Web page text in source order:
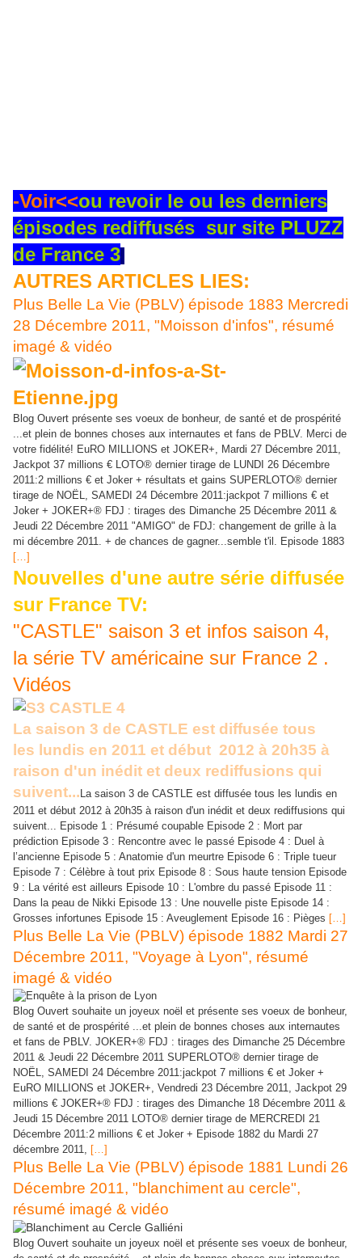
-Voir<<ou revoir le ou les derniers
épisodes rediffusés sur site PLUZZ
de France 3
AUTRES ARTICLES LIES:
Plus Belle La Vie (PBLV) épisode 1883 Mercredi
28 Décembre 2011, "Moisson d'infos", résumé
imagé & vidéo
Blog Ouvert présente ses voeux de bonheur, de santé et de prospérité
...et plein de bonnes choses aux internautes et fans de PBLV. Merci de
votre fidélité! EuRO MILLIONS et JOKER+, Mardi 27 Décembre 2011,
Jackpot 37 millions € LOTO® dernier tirage de LUNDI 26 Décembre
2011:2 millions € et Joker + résultats et gains SUPERLOTO® dernier
tirage de NOËL, SAMEDI 24 Décembre 2011:jackpot 7 millions € et
Joker + JOKER+® FDJ : tirages des Dimanche 25 Décembre 2011 &
Jeudi 22 Décembre 2011 "AMIGO" de FDJ: changement de grille à la
mi décembre 2011. + de chances de gagner...semble t'il. Episode 1883
[…]
Nouvelles d'une autre série diffusée
sur France TV:
"CASTLE" saison 3 et infos saison 4,
la série TV américaine sur France 2 .
Vidéos
La saison 3 de CASTLE est diffusée tous
les lundis en 2011 et début 2012 à 20h35 à
raison d'un inédit et deux rediffusions qui
suivent... La saison 3 de CASTLE est diffusée tous les lundis en
2011 et début 2012 à 20h35 à raison d'un inédit et deux rediffusions qui
suivent... Episode 1 : Présumé coupable Episode 2 : Mort par
prédiction Episode 3 : Rencontre avec le passé Episode 4 : Duel à
l’ancienne Episode 5 : Anatomie d'un meurtre Episode 6 : Triple tueur
Episode 7 : Célèbre à tout prix Episode 8 : Sous haute tension Episode
9 : La vérité est ailleurs Episode 10 : L'ombre du passé Episode 11 :
Dans la peau de Nikki Episode 13 : Une nouvelle piste Episode 14 :
Grosses infortunes Episode 15 : Aveuglement Episode 16 : Pièges […]
Plus Belle La Vie (PBLV) épisode 1882 Mardi 27
Décembre 2011, "Voyage à Lyon", résumé
imagé & vidéo
Blog Ouvert souhaite un joyeux noël et présente ses voeux de bonheur,
de santé et de prospérité ...et plein de bonnes choses aux internautes
et fans de PBLV. JOKER+® FDJ : tirages des Dimanche 25 Décembre
2011 & Jeudi 22 Décembre 2011 SUPERLOTO® dernier tirage de
NOËL, SAMEDI 24 Décembre 2011:jackpot 7 millions € et Joker +
EuRO MILLIONS et JOKER+, Vendredi 23 Décembre 2011, Jackpot 29
millions € JOKER+® FDJ : tirages des Dimanche 18 Décembre 2011 &
Jeudi 15 Décembre 2011 LOTO® dernier tirage de MERCREDI 21
Décembre 2011:2 millions € et Joker + Episode 1882 du Mardi 27
décembre 2011, […]
Plus Belle La Vie (PBLV) épisode 1881 Lundi 26
Décembre 2011, "blanchiment au cercle",
résumé imagé & vidéo
Blog Ouvert souhaite un joyeux noël et présente ses voeux de bonheur,